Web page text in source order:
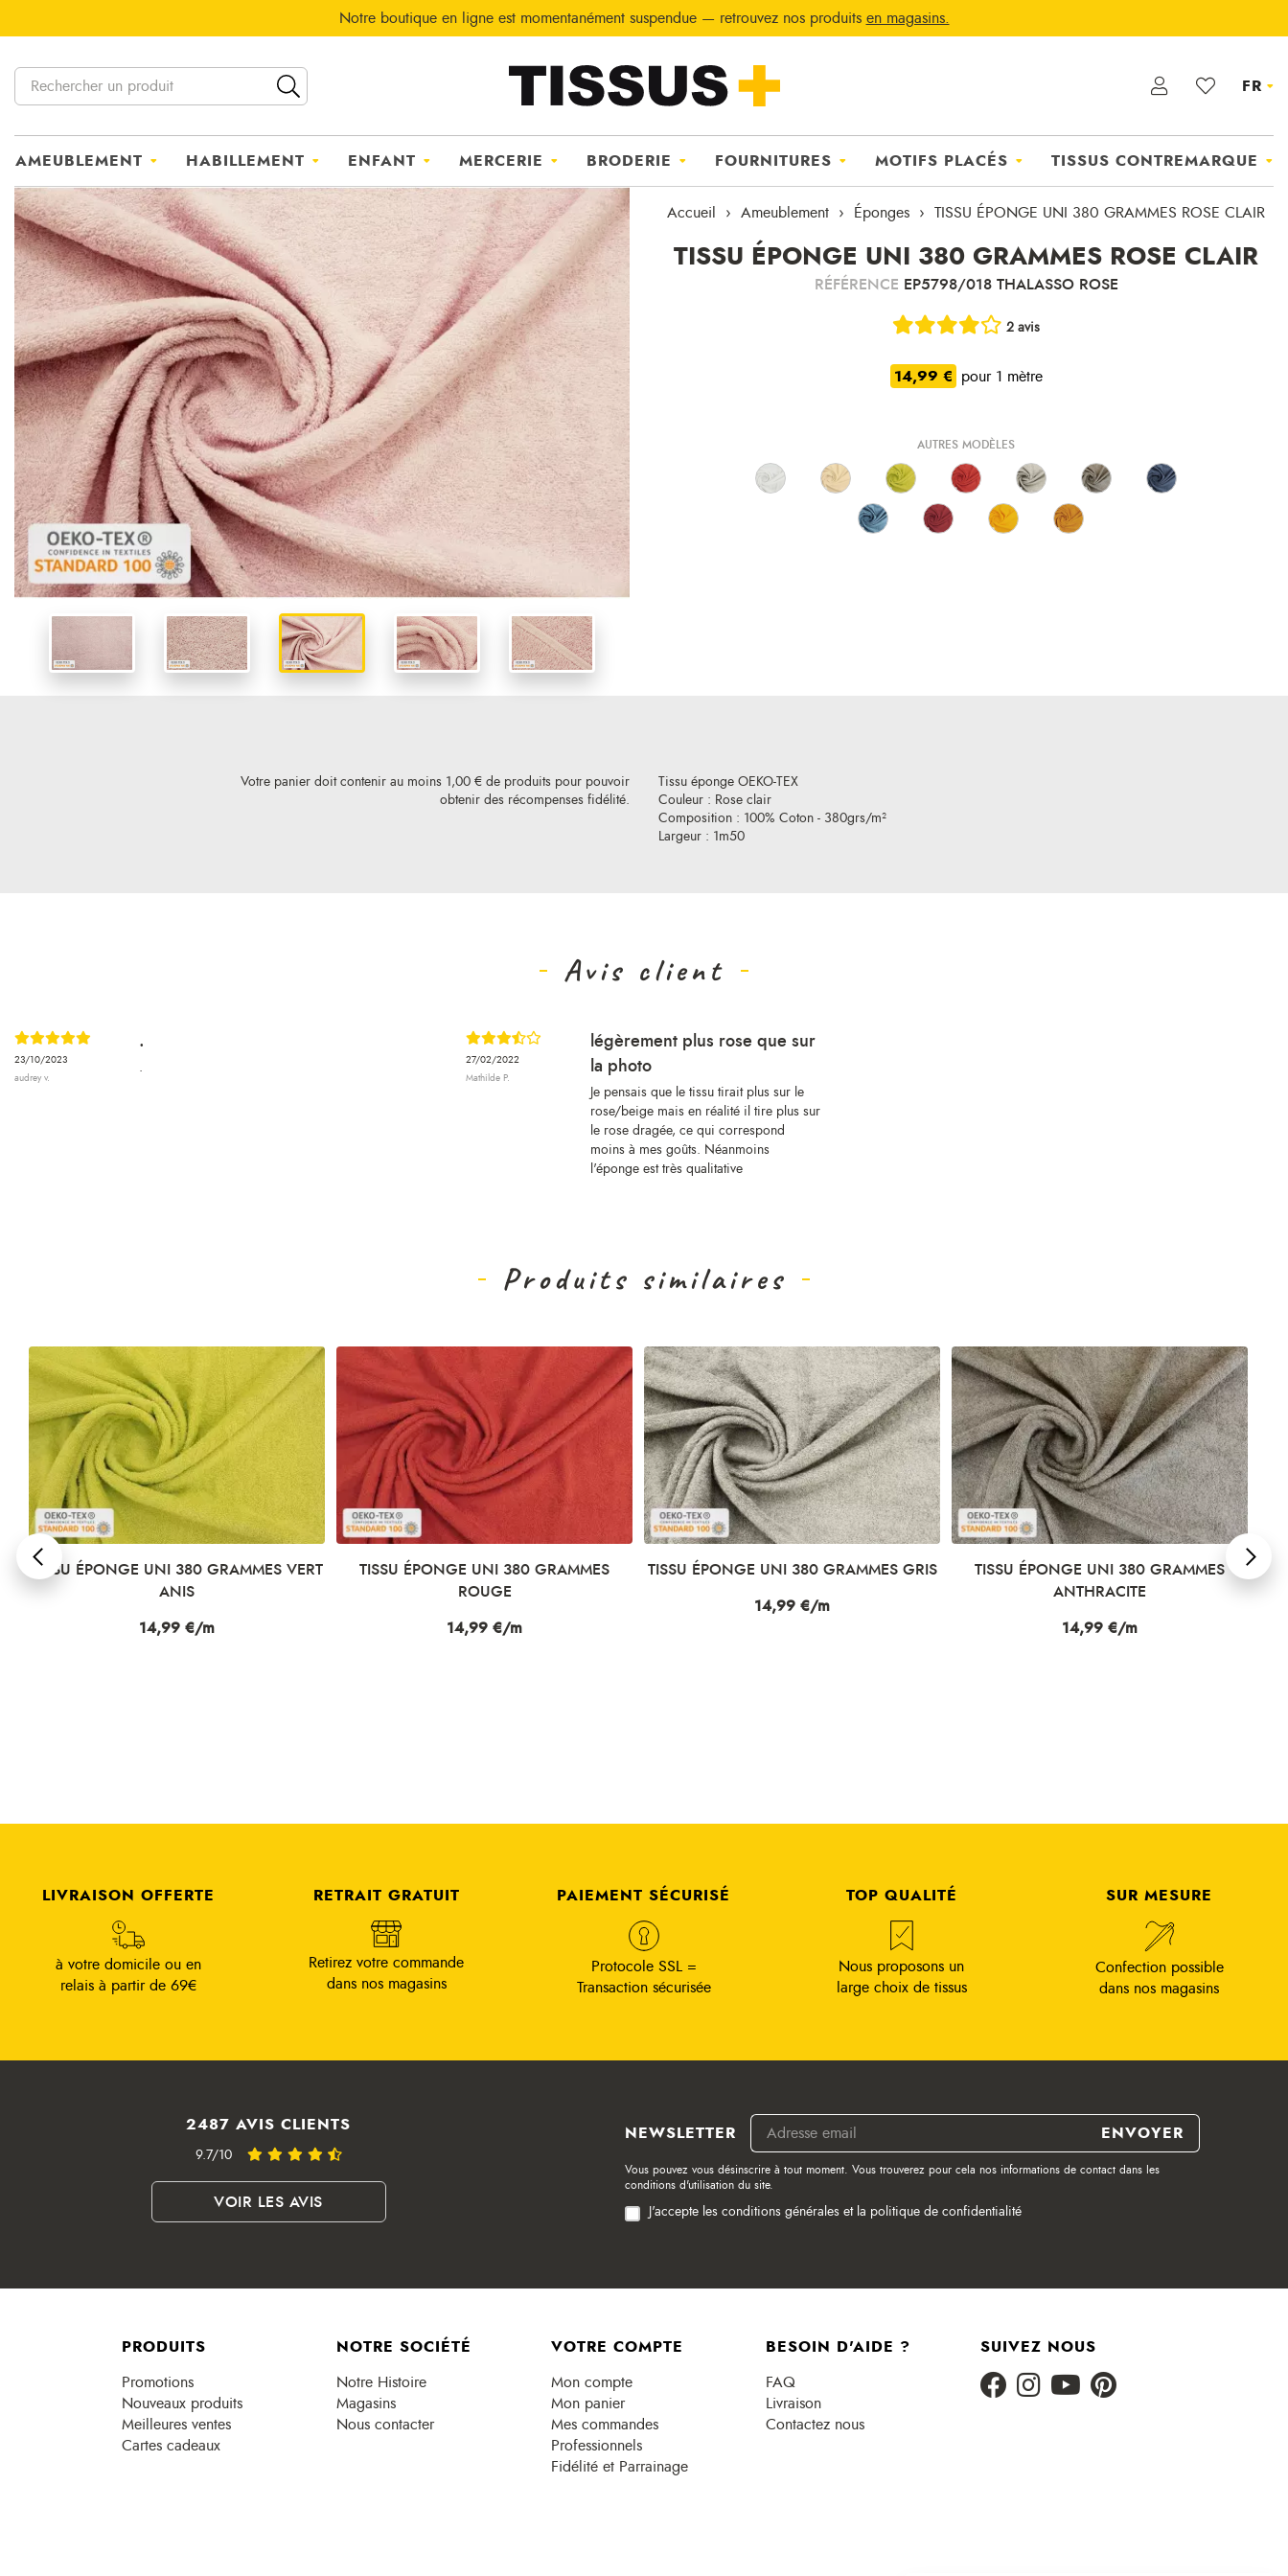
Notre boutique en ligne est momentanément suspendue — retrouvez nos produits en magasins.
FR
AMEUBLEMENT HABILLEMENT ENFANT MERCERIE BRODERIE FOURNITURES MOTIFS PLACÉS TISSUS CONTREMARQUE
Accueil Ameublement Éponges TISSU ÉPONGE UNI 380 GRAMMES ROSE CLAIR
TISSU ÉPONGE UNI 380 GRAMMES ROSE CLAIR
RÉFÉRENCE EP5798/018 THALASSO ROSE
2 avis
14,99 € pour 1 mètre
AUTRES MODÈLES
Votre panier doit contenir au moins 1,00 € de produits pour pouvoir
obtenir des récompenses fidélité.
Tissu éponge OEKO-TEX
Couleur : Rose clair
Composition : 100% Coton - 380grs/m²
Largeur : 1m50
Avis client
23/10/2023
audrey v.
.
.
27/02/2022
Mathilde P.
légèrement plus rose que sur
la photo
Je pensais que le tissu tirait plus sur le
rose/beige mais en réalité il tire plus sur
le rose dragée, ce qui correspond
moins à mes goûts. Néanmoins
l'éponge est très qualitative
Produits similaires
TISSU ÉPONGE UNI 380 GRAMMES VERT
ANIS
Prix
14,99 €/m
TISSU ÉPONGE UNI 380 GRAMMES
ROUGE
Prix
14,99 €/m
TISSU ÉPONGE UNI 380 GRAMMES GRIS
Prix
14,99 €/m
TISSU ÉPONGE UNI 380 GRAMMES
ANTHRACITE
Prix
14,99 €/m
LIVRAISON OFFERTE
à votre domicile ou en
relais à partir de 69€
RETRAIT GRATUIT
Retirez votre commande
dans nos magasins
PAIEMENT SÉCURISÉ
Protocole SSL =
Transaction sécurisée
TOP QUALITÉ
Nous proposons un
large choix de tissus
SUR MESURE
Confection possible
dans nos magasins
2487 AVIS CLIENTS
9.7/10
VOIR LES AVIS
NEWSLETTER
Vous pouvez vous désinscrire à tout moment. Vous trouverez pour cela nos informations de contact dans les
conditions d'utilisation du site.
J'accepte les conditions générales et la politique de confidentialité
PRODUITS
Promotions
Nouveaux produits
Meilleures ventes
Cartes cadeaux
NOTRE SOCIÉTÉ
Notre Histoire
Magasins
Nous contacter
VOTRE COMPTE
Mon compte
Mon panier
Mes commandes
Professionnels
Fidélité et Parrainage
BESOIN D'AIDE ?
FAQ
Livraison
Contactez nous
SUIVEZ NOUS